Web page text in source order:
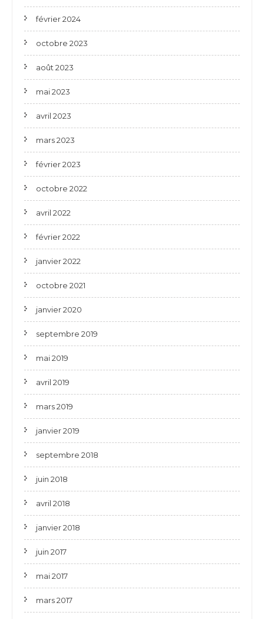
février 2024
octobre 2023
août 2023
mai 2023
avril 2023
mars 2023
février 2023
octobre 2022
avril 2022
février 2022
janvier 2022
octobre 2021
janvier 2020
septembre 2019
mai 2019
avril 2019
mars 2019
janvier 2019
septembre 2018
juin 2018
avril 2018
janvier 2018
juin 2017
mai 2017
mars 2017